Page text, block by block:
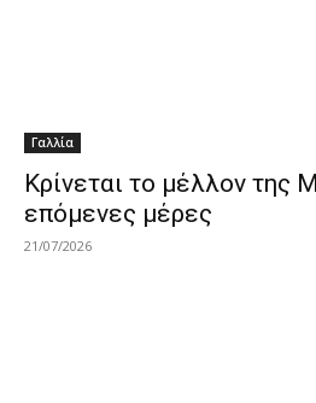
Γαλλία
Κρίνεται το μέλλον της
επόμενες μέρες
21/07/2026